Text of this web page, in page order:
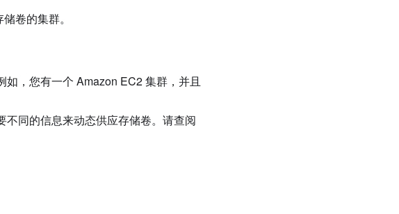
卷的集群。
，您有一个 Amazon EC2 集群，并且
同的信息来动态供应存储卷。请查阅